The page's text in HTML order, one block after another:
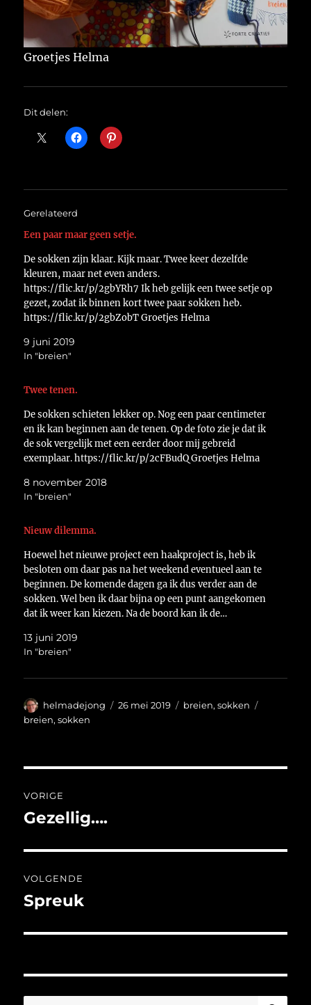
Groetjes Helma
Dit delen:
Gerelateerd
Een paar maar geen setje.
De sokken zijn klaar. Kijk maar. Twee keer dezelfde
kleuren, maar net even anders.
https://flic.kr/p/2gbYRh7 Ik heb gelijk een twee setje op
gezet, zodat ik binnen kort twee paar sokken heb.
https://flic.kr/p/2gbZobT Groetjes Helma
9 juni 2019
In "breien"
Twee tenen.
De sokken schieten lekker op. Nog een paar centimeter
en ik kan beginnen aan de tenen. Op de foto zie je dat ik
de sok vergelijk met een eerder door mij gebreid
exemplaar. https://flic.kr/p/2cFBudQ Groetjes Helma
8 november 2018
In "breien"
Nieuw dilemma.
Hoewel het nieuwe project een haakproject is, heb ik
besloten om daar pas na het weekend eventueel aan te
beginnen. De komende dagen ga ik dus verder aan de
sokken. Wel ben ik daar bijna op een punt aangekomen
dat ik weer kan kiezen. Na de boord kan ik de…
13 juni 2019
In "breien"
Auteur
helmadejong
Geplaatst
26 mei 2019 Categorieën
breien,sokken
breien,sokken
navigatie
VORIGE
Vorig
Gezellig….
VOLGENDE
Volgend
Spreuk